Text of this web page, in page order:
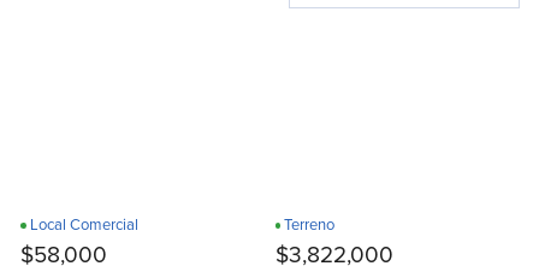
Recamara en PB
Local Comercial
$58,000
Terreno
$3,822,000